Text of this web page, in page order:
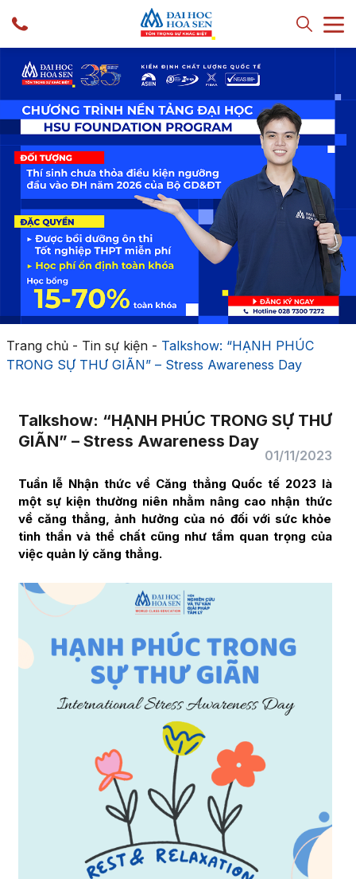
Trang chủ- Tin sự kiện- Talkshow: “HẠNH PHÚC
TRONG SỰ THƯ GIÃN” – Stress Awareness Day
Talkshow: “HẠNH PHÚC TRONG SỰ THƯ
GIÃN” – Stress Awareness Day
01/11/2023
Tuần lễ Nhận thức về Căng thẳng Quốc tế 2023 là
một sự kiện thường niên nhằm nâng cao nhận thức
về căng thẳng, ảnh hưởng của nó đối với sức khỏe
tinh thần và thể chất cũng như tầm quan trọng của
việc quản lý căng thẳng.